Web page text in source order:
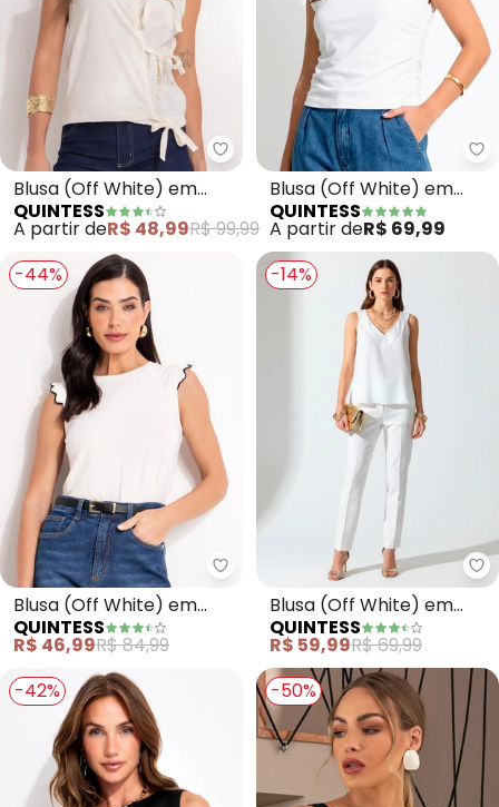
Quintess - Blusa (Off White)
Blusa (Off White) em
Malha de Algodão
QUINTESS
A partir deR$ 48,99R$ 99,99
Blusa (Off White) em
Cotton
QUINTESS
A partir deR$ 69,99
-44%
Quintess - Blusa (Off White)
Blusa (Off White) em
Malha de Viscose
QUINTESS
R$ 46,99R$ 84,99
-14%
Blusa (Off White) em
Viscose Plana
QUINTESS
R$ 59,99R$ 69,99
-42%
-50%